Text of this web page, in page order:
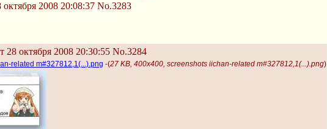
октября 2008 20:08:37 No.3283
28 октября 2008 20:30:55 No.3284
related m#327812,1(...).png -(27 KB, 400x400, screenshots iichan-related m#327812,1(...).png)